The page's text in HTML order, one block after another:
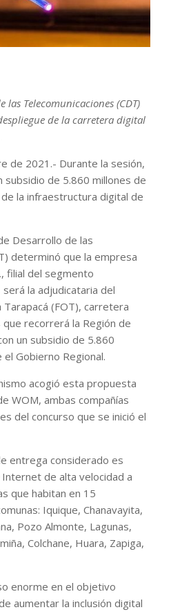
las Telecomunicaciones (CDT)
de la carretera digital
de 2021.- Durante la sesión,
subsidio de 5.860 millones de
la infraestructura digital de
Desarrollo de las
determinó que la empresa
filial del segmento
la adjudicataria del
(FOT), carretera
recorrerá la Región de
un subsidio de 5.860
Gobierno Regional.
acogió esta propuesta
WOM, ambas compañías
del concurso que se inició el
entrega considerado es
de alta velocidad a
que habitan en 15
Iquique, Chanavayita,
Pozo Almonte, Lagunas,
Colchane, Huara, Zapiga,
enorme en el objetivo
aumentar la inclusión digital